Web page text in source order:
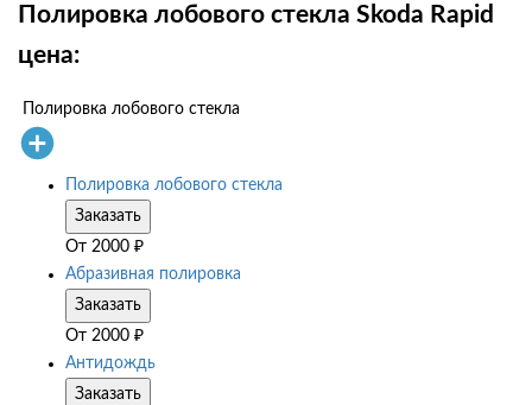
Полировка лобового стекла Skoda Rapid
цена:
Полировка лобового стекла
Полировка лобового стекла
Заказать
От 2000 ₽
Абразивная полировка
Заказать
От 2000 ₽
Антидождь
Заказать